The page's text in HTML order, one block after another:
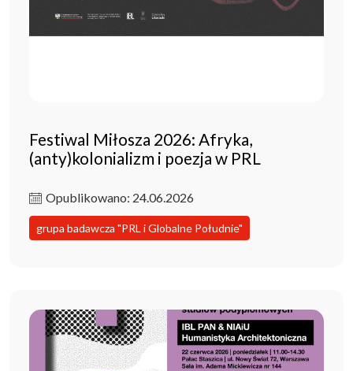
Festiwal Miłosza 2026: Afryka,
(anty)kolonializm i poezja w PRL
Opublikowano: 24.06.2026
grupa badawcza "PRL i Globalne Południe"